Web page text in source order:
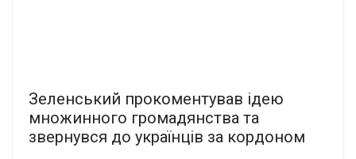
Зеленський прокоментував ідею
множинного громадянства та
звернувся до українців за кордоном